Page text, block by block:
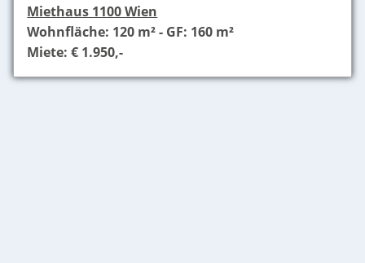
Miethaus 1100 Wien
Wohnfläche: 120 m² - GF: 160 m²
Miete: € 1.950,-